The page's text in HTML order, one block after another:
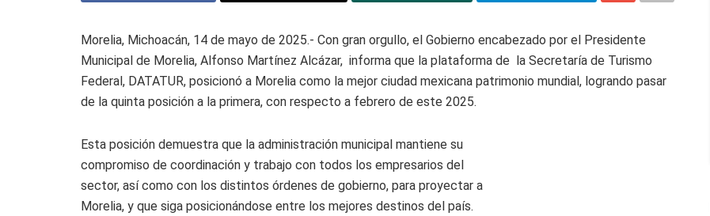
Morelia, Michoacán, 14 de mayo de 2025.- Con gran orgullo, el Gobierno encabezado por el Presidente
Municipal de Morelia, Alfonso Martínez Alcázar, informa que la plataforma de la Secretaría de Turismo
Federal, DATATUR, posicionó a Morelia como la mejor ciudad mexicana patrimonio mundial, logrando pasar
de la quinta posición a la primera, con respecto a febrero de este 2025.
Esta posición demuestra que la administración municipal mantiene su
compromiso de coordinación y trabajo con todos los empresarios del
sector, así como con los distintos órdenes de gobierno, para proyectar a
Morelia, y que siga posicionándose entre los mejores destinos del país.